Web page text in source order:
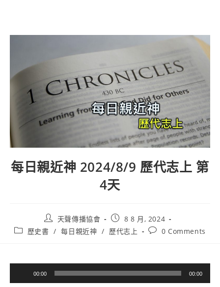
每日親近神 2024/8/9 歷代志上 第
4天
天聲傳播協會
8 8 月, 2024
歷史書 / 每日親近神 / 歷代志上 0 Comments
訊
00:00 00:00